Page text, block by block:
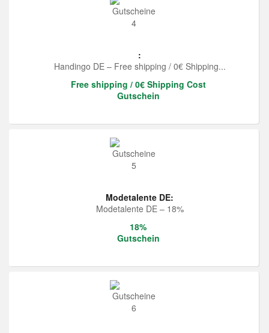
:
Handingo DE – Free shipping / 0€ Shipping...
Free shipping / 0€ Shipping Cost
Gutschein
Modetalente DE:
Modetalente DE – 18%
18%
Gutschein